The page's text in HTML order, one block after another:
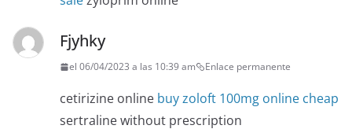
Fjyhky
el 06/04/2023 a las 10:39 am Enlace permanente
cetirizine online buy zoloft 100mg online cheap
sertraline without prescription